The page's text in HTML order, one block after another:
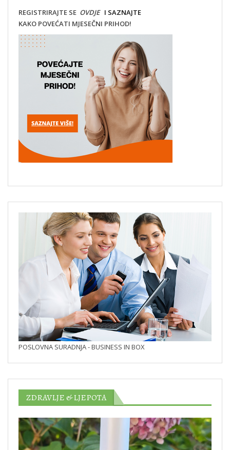
REGISTRIRAJTE SE OVDJEI SAZNAJTE
KAKO POVEĆATI MJESEČNI PRIHOD!
POSLOVNA SURADNJA - BUSINESS IN BOX
ZDRAVLJE & LJEPOTA